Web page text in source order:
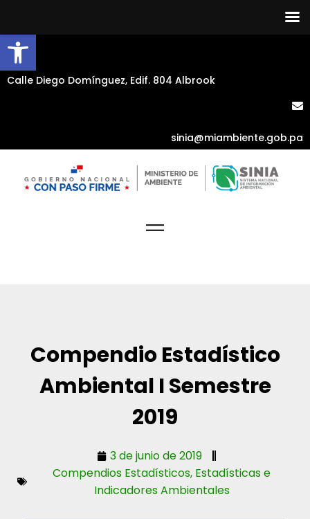
Abrir barra de herramientas
Calle Diego Domínguez, Edif. 804 Albrook
sinia@miambiente.gob.pa
Compendio Estadístico
Ambiental I Semestre
2019
3 de junio de 2019
Compendios Estadísticos, Estadísticas e
Indicadores Ambientales